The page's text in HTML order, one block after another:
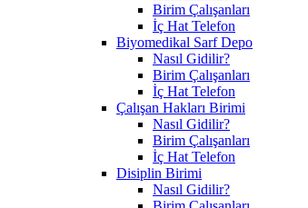
Birim Çalışanları
İç Hat Telefon
Biyomedikal Sarf Depo
Nasıl Gidilir?
Birim Çalışanları
İç Hat Telefon
Çalışan Hakları Birimi
Nasıl Gidilir?
Birim Çalışanları
İç Hat Telefon
Disiplin Birimi
Nasıl Gidilir?